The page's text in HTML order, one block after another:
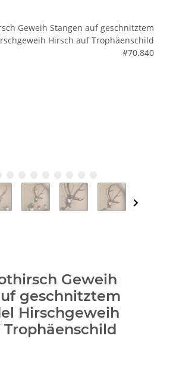
Geweih
geschnitztem
Hirschgeweih